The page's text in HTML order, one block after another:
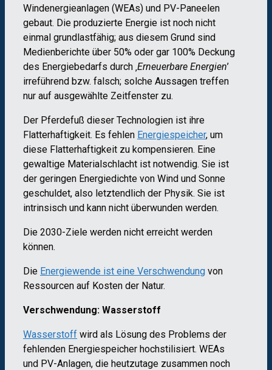
Windenergieanlagen (WEAs) und PV-Paneelen
gebaut. Die produzierte Energie ist noch nicht
einmal grundlastfähig; aus diesem Grund sind
Medienberichte über 50% oder gar 100% Deckung
des Energiebedarfs durch ‚Erneuerbare Energien’
irreführend bzw. falsch; solche Aussagen treffen
nur auf ausgewählte Zeitfenster zu.
Der Pferdefuß dieser Technologien ist ihre
Flatterhaftigkeit. Es fehlen Energiespeicher, um
diese Flatterhaftigkeit zu kompensieren. Eine
gewaltige Materialschlacht ist notwendig. Sie ist
der geringen Energiedichte von Wind und Sonne
geschuldet, also letztendlich der Physik. Sie ist
intrinsisch und kann nicht überwunden werden.
Die 2030-Ziele werden nicht erreicht werden
können.
Die Energiewende ist eine Verschwendung von
Ressourcen auf Kosten der Natur.
Verschwendung: Wasserstoff
Wasserstoff wird als Lösung des Problems der
fehlenden Energiespeicher hochstilisiert. WEAs
und PV-Anlagen, die heutzutage zusammen noch